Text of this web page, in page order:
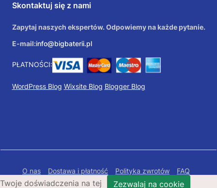
Skontaktuj się z nami
Zapytaj naszych ekspertów. Odpowiemy na każde pytanie.
E-mail:info@bigbaterii.pl
PŁATNOŚCI:
WordPress Blog Wixsite Blog Blogger Blog
O nas Dostawa i płatność Polityka zwrotów
FAQ
Polityka prywatności
Mapa Strony
Twoje doświadczenia na tej Zezwalaj na cookie